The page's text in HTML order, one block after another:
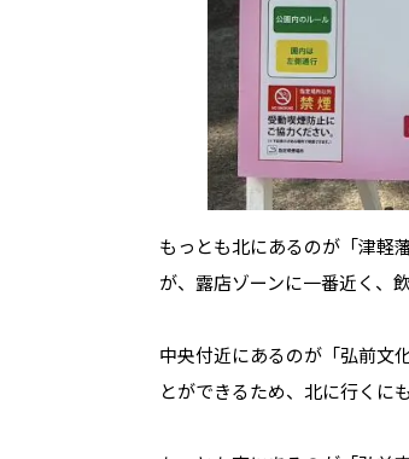
もっとも北にあるのが「津軽
が、露店ゾーンに一番近く、
中央付近にあるのが「弘前文
とができるため、北に行くに